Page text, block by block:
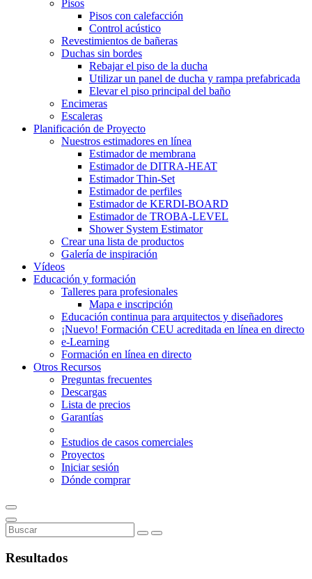
Pisos
Pisos con calefacción
Control acústico
Revestimientos de bañeras
Duchas sin bordes
Rebajar el piso de la ducha
Utilizar un panel de ducha y rampa prefabricada
Elevar el piso principal del baño
Encimeras
Escaleras
Planificación de Proyecto
Nuestros estimadores en línea
Estimador de membrana
Estimador de DITRA-HEAT
Estimador Thin-Set
Estimador de perfiles
Estimador de KERDI-BOARD
Estimador de TROBA-LEVEL
Shower System Estimator
Crear una lista de productos
Galería de inspiración
Vídeos
Educación y formación
Talleres para profesionales
Mapa e inscripción
Educación continua para arquitectos y diseñadores
¡Nuevo! Formación CEU acreditada en línea en directo
e-Learning
Formación en línea en directo
Otros Recursos
Preguntas frecuentes
Descargas
Lista de precios
Garantías
Estudios de casos comerciales
Proyectos
Iniciar sesión
Dónde comprar
Resultados